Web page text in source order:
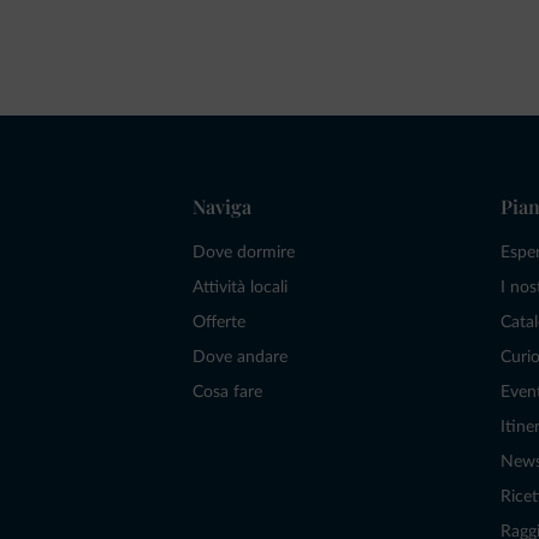
Naviga
Dove dormire
Attività locali
Offerte
Dove andare
Cosa fare
I